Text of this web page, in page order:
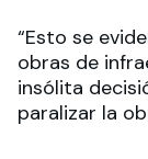
“Esto se
obras de
insólita
paralizar la